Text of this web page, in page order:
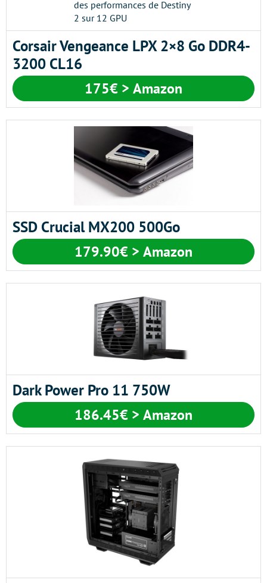
Corsair Vengeance LPX 2×8 Go DDR4-
3200 CL16
175€ > Amazon
SSD Crucial MX200 500Go
179.90€ > Amazon
Dark Power Pro 11 750W
186.45€ > Amazon